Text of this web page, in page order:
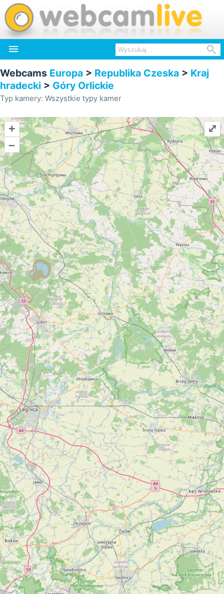
 
Webcams Europa > Republika Czeska > Kraj
hradecki > Góry Orlickie
Typ kamery: Wszystkie typy kamer
+
–
⤢